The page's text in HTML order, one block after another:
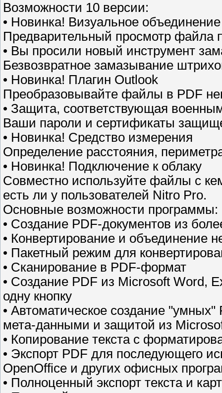
Возможности 10 версии:
• Новинка! Визуальное
Предварительный просмотр файла
• Вы просили новый инструмент
Безвозвратное замазывание
• Новинка! Плагин Outlook
Преобразовывайте файлы в PDF
• Защита, соответствующая
Ваши пароли и сертификаты
• Новинка! Средство измерения
Определение расстояния,
• Новинка! Подключение к облаку
Совместно используйте файлы с
есть ли у пользователей Nitro Pro.
Основные возможности программы:
• Создание PDF-документов из
• Конвертирование и объединение
• Пакетный режим для
• Сканирование в PDF-формат
• Создание PDF из Microsoft Word,
одну кнопку
• Автоматическое создание
мета-данными и защитой из
• Копирование текста с
• Экспорт PDF для последующего
OpenOffice и других офисных
• Полноценный экспорт текста и